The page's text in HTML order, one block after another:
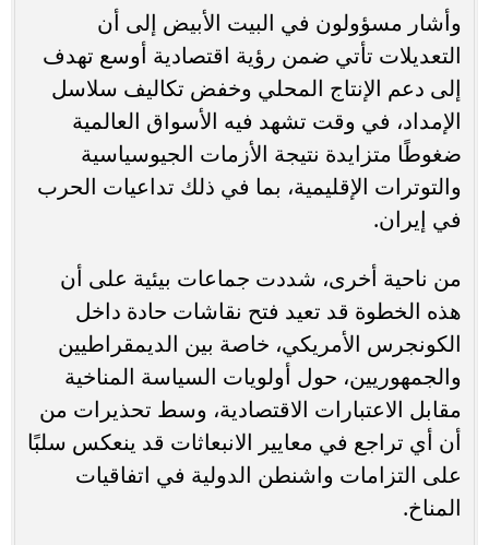
وأشار مسؤولون في البيت الأبيض إلى أن
التعديلات تأتي ضمن رؤية اقتصادية أوسع تهدف
إلى دعم الإنتاج المحلي وخفض تكاليف سلاسل
الإمداد، في وقت تشهد فيه الأسواق العالمية
ضغوطًا متزايدة نتيجة الأزمات الجيوسياسية
والتوترات الإقليمية، بما في ذلك تداعيات الحرب
في إيران.
من ناحية أخرى، شددت جماعات بيئية على أن
هذه الخطوة قد تعيد فتح نقاشات حادة داخل
الكونجرس الأمريكي، خاصة بين الديمقراطيين
والجمهوريين، حول أولويات السياسة المناخية
مقابل الاعتبارات الاقتصادية، وسط تحذيرات من
أن أي تراجع في معايير الانبعاثات قد ينعكس سلبًا
على التزامات واشنطن الدولية في اتفاقيات
المناخ.